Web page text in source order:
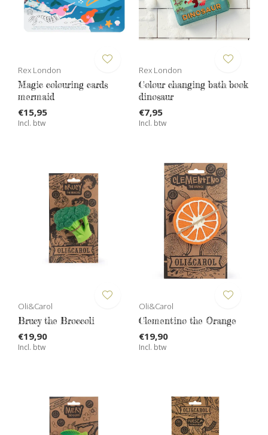
Rex London
Magic colouring cards
mermaid
€15,95
Incl. btw
Rex London
Colour changing bath book
dinosaur
€7,95
Incl. btw
Oli&Carol
Brucy the Broccoli
€19,90
Incl. btw
Oli&Carol
Clementino the Orange
€19,90
Incl. btw